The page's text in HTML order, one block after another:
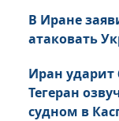
В Иране
атаковать
Иран ударит
Тегеран
судном в